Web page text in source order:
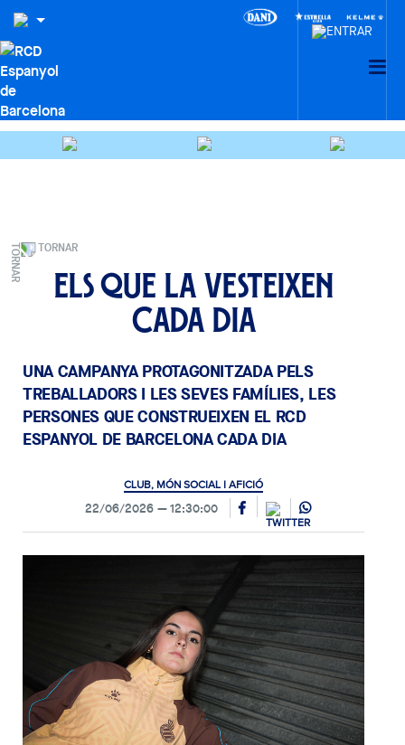
TORNAR
Els que la vesteixen
cada dia
UNA CAMPANYA PROTAGONITZADA PELS
TREBALLADORS I LES SEVES FAMÍLIES, LES
PERSONES QUE CONSTRUEIXEN EL RCD
ESPANYOL DE BARCELONA CADA DIA
CLUB, MÓN SOCIAL I AFICIÓ
22/06/2026 12:30:00